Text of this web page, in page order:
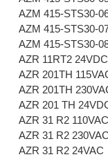
AZM 415-STS30-
AZM 415-STS30-
AZM 415-STS30-
AZR 11RT2 24VDC
AZR 201TH
AZR 201TH
AZR 201 TH
AZR 31 R2 110VAC
AZR 31 R2
AZR 31 R2 24VAC